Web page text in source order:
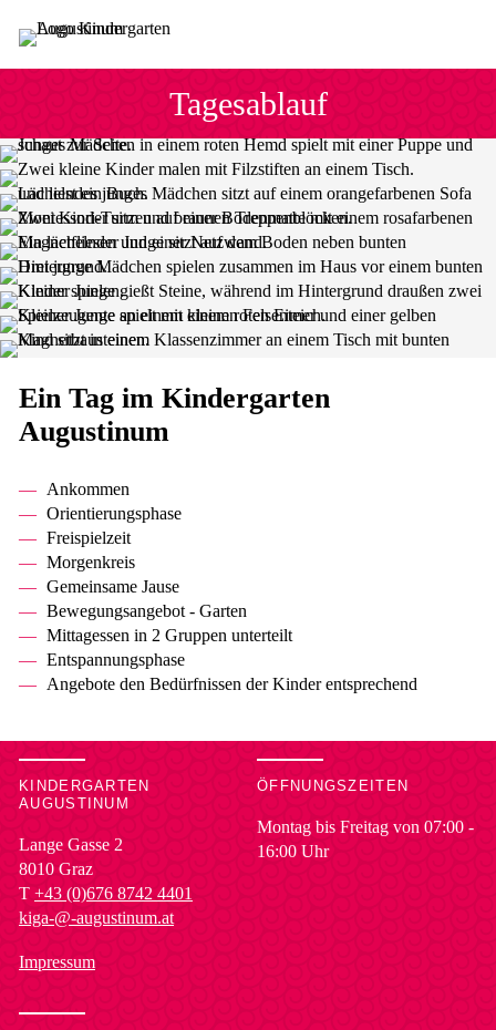
Sprung zum Hauptinhalt
Sprung zur Fusszeile
Tagesablauf
Ein Tag im Kindergarten
Augustinum
Ankommen
Orientierungsphase
Freispielzeit
Morgenkreis
Gemeinsame Jause
Bewegungsangebot - Garten
Mittagessen in 2 Gruppen unterteilt
Entspannungsphase
Angebote den Bedürfnissen der Kinder entsprechend
KINDERGARTEN
AUGUSTINUM
Lange Gasse 2
8010 Graz
T +43 (0)676 8742 4401
kiga-@-augustinum.at
Impressum
ÖFFNUNGSZEITEN
Montag bis Freitag von 07:00 -
16:00 Uhr